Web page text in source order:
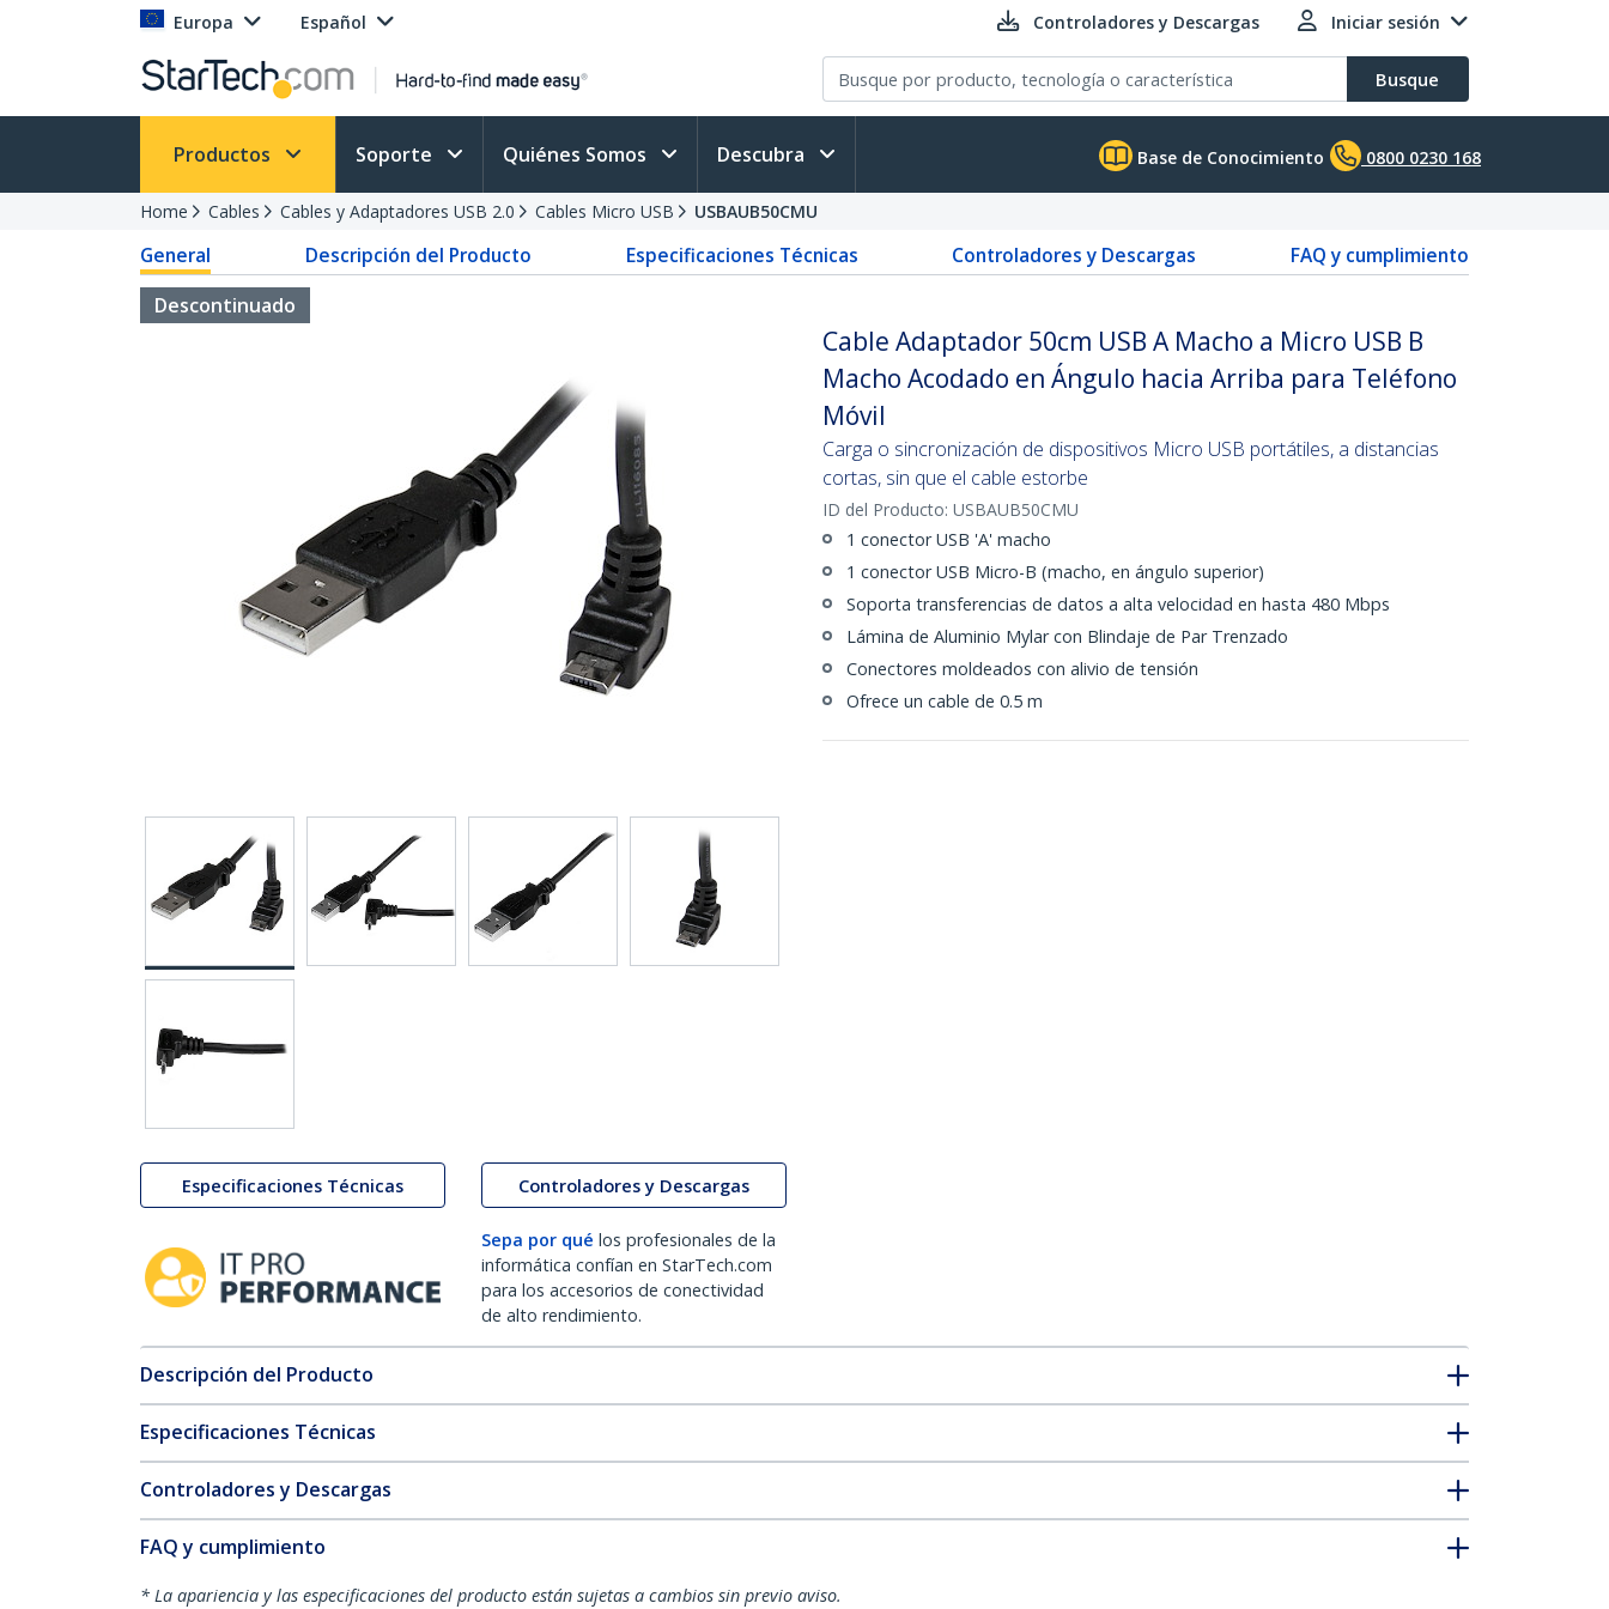
Europa Español Controladores y Descargas Iniciar sesión
Busque
Productos Soporte Quiénes Somos Descubra Base de Conocimiento 0800 0230 168
Home Cables Cables y Adaptadores USB 2.0 Cables Micro USB USBAUB50CMU
General Descripción del Producto Especificaciones Técnicas Controladores y Descargas
FAQ y cumplimiento
Descontinuado
Especificaciones Técnicas Controladores y Descargas
Sepa por qué los profesionales de la
informática confían en StarTech.com
para los accesorios de conectividad
de alto rendimiento.
Cable Adaptador 50cm USB A Macho a Micro USB B
Macho Acodado en Ángulo hacia Arriba para Teléfono
Móvil
Carga o sincronización de dispositivos Micro USB portátiles, a distancias
cortas, sin que el cable estorbe
ID del Producto: USBAUB50CMU
1 conector USB 'A' macho
1 conector USB Micro-B (macho, en ángulo superior)
Soporta transferencias de datos a alta velocidad en hasta 480 Mbps
Lámina de Aluminio Mylar con Blindaje de Par Trenzado
Conectores moldeados con alivio de tensión
Ofrece un cable de 0.5 m
Descripción del Producto
Especificaciones Técnicas
Controladores y Descargas
FAQ y cumplimiento
* La apariencia y las especificaciones del producto están sujetas a cambios sin previo aviso.